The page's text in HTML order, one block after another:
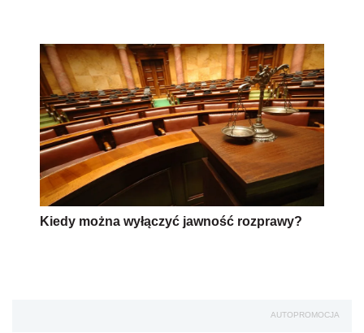
Kiedy można wyłączyć jawność rozprawy?
AUTOPROMOCJA